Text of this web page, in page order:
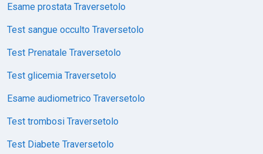
Esame prostata Traversetolo
Test sangue occulto Traversetolo
Test Prenatale Traversetolo
Test glicemia Traversetolo
Esame audiometrico Traversetolo
Test trombosi Traversetolo
Test Diabete Traversetolo